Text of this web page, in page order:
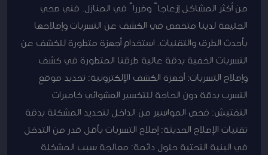
من أكثر المشاكل إزعاجاً وضرراً في المنازل. فني صحي
الجليعة لدينا متخصص في الكشف عن التسربات وإصلاحها
بأحدث الطرق والتقنيات. استخدام أجهزة متطورة للكشف عن
التسربات الخفية بدقة عالية طرقنا المتطورة في كشف
وإصلاح التسربات: أجهزة الكشف الإلكترونية: تحديد موقع
التسرب بدقة دون الحاجة للتكسير العشوائي كاميرات
التفتيش: فحص المواسير من الداخل لتحديد المشكلة بدقة
تقنيات الإصلاح الحديثة: إصلاح التسربات بأقل قدر من التدخل
في البنية التحتية حلول دائمة: معالجة سبب المشكلة